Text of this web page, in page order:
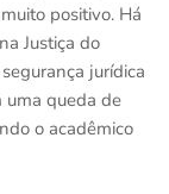
positivo. Há
Justiça do
jurídica
uma queda de
o acadêmico